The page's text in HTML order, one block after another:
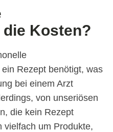
Kosten?
Rezept benötigt, was
bei einem Arzt
von unseriösen
die kein Rezept
vielfach um Produkte,